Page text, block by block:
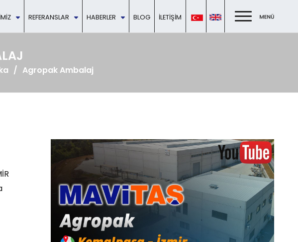
REFERANSLAR HABERLER BLOG İLETIŞIM
Agropak Ambalaj